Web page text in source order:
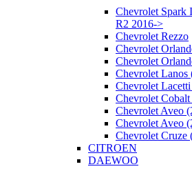
Chevrolet Spark
R2 2016->
Chevrolet Rezzo
Chevrolet
Chevrolet
Chevrolet Lanos
Chevrolet
Chevrolet
Chevrolet Aveo
Chevrolet Aveo
Chevrolet Cruze
CITROEN
DAEWOO